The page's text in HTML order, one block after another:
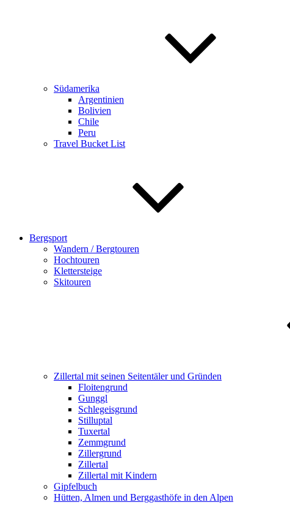
Südamerika
Argentinien
Bolivien
Chile
Peru
Travel Bucket List
Bergsport
Wandern / Bergtouren
Hochtouren
Klettersteige
Skitouren
Zillertal mit seinen Seitentäler und Gründen
Floitengrund
Gunggl
Schlegeisgrund
Stilluptal
Tuxertal
Zemmgrund
Zillergrund
Zillertal
Zillertal mit Kindern
Gipfelbuch
Hütten, Almen und Berggasthöfe in den Alpen